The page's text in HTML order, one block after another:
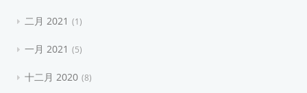
二月 2021 1
一月 2021 5
十二月 2020 8